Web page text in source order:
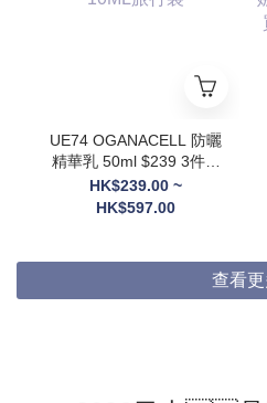
UE74 OGANACELL 防曬
精華乳 50ml $239 3件起
$199/1 買三支送6支
10ML旅行裝
HK$239.00 ~
HK$597.00
查看